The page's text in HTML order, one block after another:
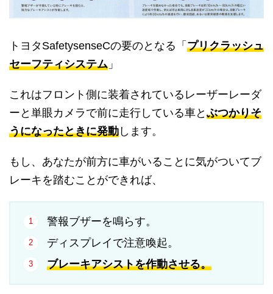
トヨタSafetysenseCの要のとなる「 プリクラッシュ
セーフティシステム 」
これはフロント側に装着されているレーザーレーダ
ーと単眼カメラで前に走行している車と ぶつかりそ
うになったときに発動 します。
もし、あなたが前方に車がいることに気がついてブ
レーキを踏むことができれば、
警報ブザーを鳴らす。
ディスプレイで注意喚起。
ブレーキアシストを作動させる。